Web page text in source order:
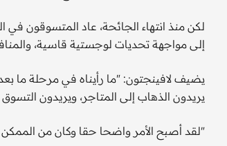
لكن منذ انتهاء الجائحة، عاد المتسوقون في
إلى مواجهة تحديات لوجستية قاسية،
يضيف لافينجتون: "ما رأيناه في مرحلة ما
يريدون الذهاب إلى المتاجر، ويريدون التسوق
"لقد أصبح الأمر واضحا حقا وكان من